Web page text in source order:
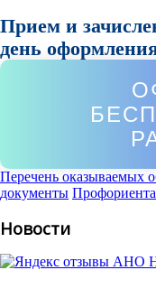
Прием и
день
Перечень оказываемых
документы
Новости